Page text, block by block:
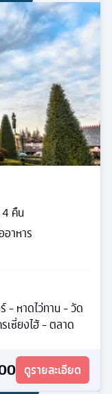
4 คืน
าหาร
- หาดไว่ทาน - วัด
เซี่ยงไฮ้ - ตลาด
ดูรายละเอียด